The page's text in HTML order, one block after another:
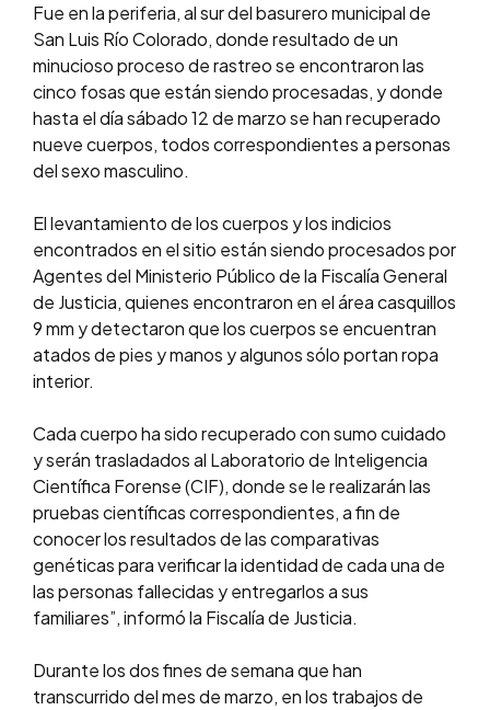
Fue en la periferia, al sur del basurero municipal de
San Luis Río Colorado, donde resultado de un
minucioso proceso de rastreo se encontraron las
cinco fosas que están siendo procesadas, y donde
hasta el día sábado 12 de marzo se han recuperado
nueve cuerpos, todos correspondientes a personas
del sexo masculino.
El levantamiento de los cuerpos y los indicios
encontrados en el sitio están siendo procesados por
Agentes del Ministerio Público de la Fiscalía General
de Justicia, quienes encontraron en el área casquillos
9 mm y detectaron que los cuerpos se encuentran
atados de pies y manos y algunos sólo portan ropa
interior.
Cada cuerpo ha sido recuperado con sumo cuidado
y serán trasladados al Laboratorio de Inteligencia
Científica Forense (CIF), donde se le realizarán las
pruebas científicas correspondientes, a fin de
conocer los resultados de las comparativas
genéticas para verificar la identidad de cada una de
las personas fallecidas y entregarlos a sus
familiares”, informó la Fiscalía de Justicia.
Durante los dos fines de semana que han
transcurrido del mes de marzo, en los trabajos de